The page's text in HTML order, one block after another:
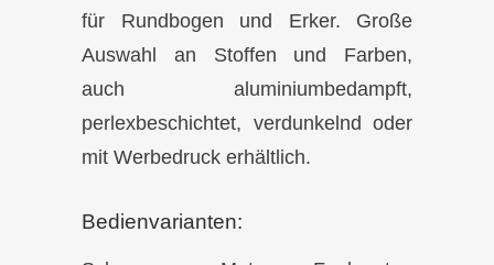
für Rundbogen und Erker. Große
Auswahl an Stoffen und Farben,
auch aluminiumbedampft,
perlexbeschichtet, verdunkelnd oder
mit Werbedruck erhältlich.
Bedienvarianten: